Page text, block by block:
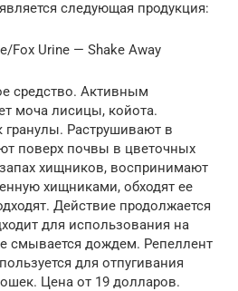
следующая продукция:
Fox Urine — Shake Away
средство. Активным
моча лисицы, койота.
гранулы. Раструшивают в
поверх почвы в цветочных
хищников, воспринимают
хищниками, обходят ее
Действие продолжается
для использования на
смывается дождем. Репеллент
для отпугивания
Цена от 19 долларов.